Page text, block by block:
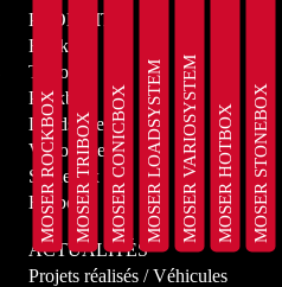
MOSER ROCKBOXMOSER TRIBOXMOSER CONICBOXMOSER LOADSYSTEMMOSER VARIOSYSTEMMOSER HOTBOXMOSER STONEBOX
PRODUITS
Rockbox
Tribox
Peakbox
Loadsystem
Variosystem
Stonebox
Hotbox
ACTUALITÉS
Projets réalisés / Véhicules